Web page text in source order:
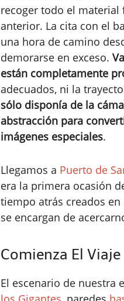
recoger todo el
anterior. La cita con el
una hora de camino
demorarse en exceso.
están completamente
adecuados, ni la
sólo disponía de la
abstracción para
imágenes especiales.
Llegamos a Puerto de
era la primera ocasión
tiempo atrás creados
se encargan de
Comienza El Viaje
El escenario de nuestra